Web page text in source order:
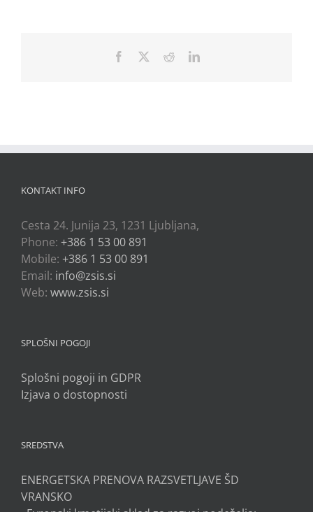
Facebook RedditLinkedIn
KONTAKT INFO
Cesta 24. Junija 23, 1231 Ljubljana,
Phone: +386 1 53 00 891
Mobile: +386 1 53 00 891
Email: info@zsis.si
Web: www.zsis.si
SPLOŠNI POGOJI
Splošni pogoji in GDPR
Izjava o dostopnosti
SREDSTVA
ENERGETSKA PRENOVA RAZSVETLJAVE ŠD
VRANSKO